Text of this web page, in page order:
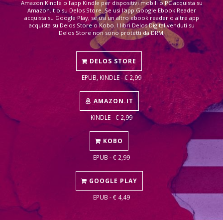
Amazon Kindle o l'app Kindle per dispositivi mobili o PC acquista su
Amazon.it o su Delos Store. Se usi l'app Google Ebook Reader
acquista su Google Play, se usi un altro ebook reader o altre app
acquista su Delos Store o Kobo. I libri Delos Digital venduti su
Delos Store non sono protetti da DRM.
DELOS STORE
EPUB, KINDLE - € 2,99
AMAZON.IT
KINDLE - € 2,99
KOBO
EPUB - € 2,99
GOOGLE PLAY
EPUB - € 4,49